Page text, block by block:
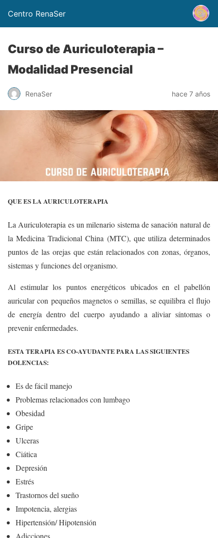
Centro RenaSer
Curso de Auriculoterapia –
Modalidad Presencial
RenaSer hace 7 años
QUE ES LA AURICULOTERAPIA
La Auriculoterapia es un milenario sistema de sanación natural de
la Medicina Tradicional China (MTC), que utiliza determinados
puntos de las orejas que están relacionados con zonas, órganos,
sistemas y funciones del organismo.
Al estimular los puntos energéticos ubicados en el pabellón
auricular con pequeños magnetos o semillas, se equilibra el flujo
de energía dentro del cuerpo ayudando a aliviar síntomas o
prevenir enfermedades.
ESTA TERAPIA ES CO-AYUDANTE PARA LAS SIGUIENTES
DOLENCIAS:
Es de fácil manejo
Problemas relacionados con lumbago
Obesidad
Gripe
Ulceras
Ciática
Depresión
Estrés
Trastornos del sueño
Impotencia, alergias
Hipertensión/ Hipotensión
Adicciones